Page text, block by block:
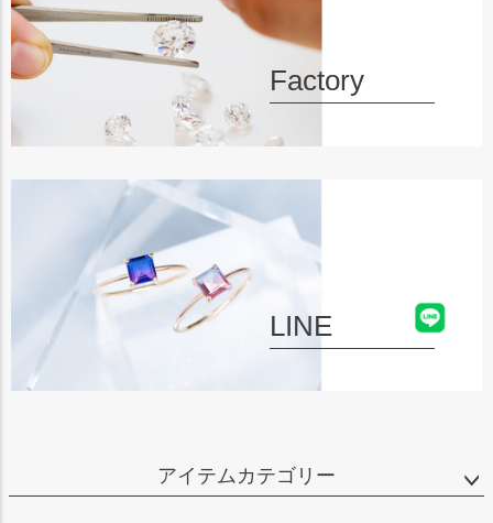
Factory
LINE
アイテムカテゴリー